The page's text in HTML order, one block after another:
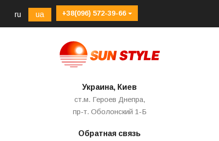
ru ua +38(096) 572-39-66
Украина, Киев
ст.м. Героев Днепра,
пр-т. Оболонский 1-Б
Обратная связь